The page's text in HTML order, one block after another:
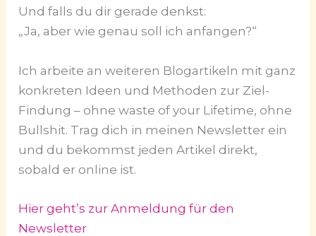
Und falls du dir gerade denkst:
„Ja, aber wie genau soll ich anfangen?“
Ich arbeite an weiteren Blogartikeln mit ganz
konkreten Ideen und Methoden zur Ziel-
Findung – ohne waste of your Lifetime, ohne
Bullshit. Trag dich in meinen Newsletter ein
und du bekommst jeden Artikel direkt,
sobald er online ist.
Hier geht’s zur Anmeldung für den
Newsletter